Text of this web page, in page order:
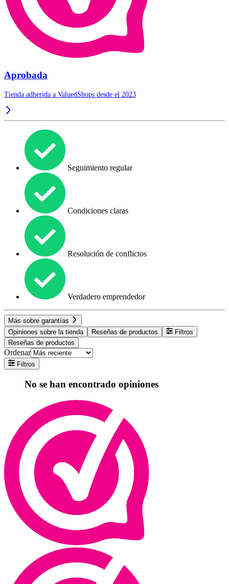
Aprobada
Tienda adherida a ValuedShops desde el 2023
Seguimiento regular
Condiciones claras
Resolución de conflictos
Verdadero emprendedor
Más sobre garantías
Opiniones sobre la tienda
Reseñas de productos
Filtros
Reseñas de productos
Ordenar
Filtros
No se han encontrado opiniones